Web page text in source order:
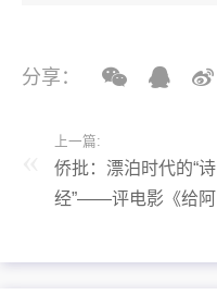
分享：
上一篇:
侨批：漂泊时代的“诗
经”——评电影《给阿